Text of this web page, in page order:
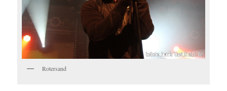
Rotersand